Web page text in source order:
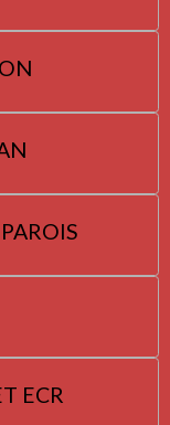
ECR